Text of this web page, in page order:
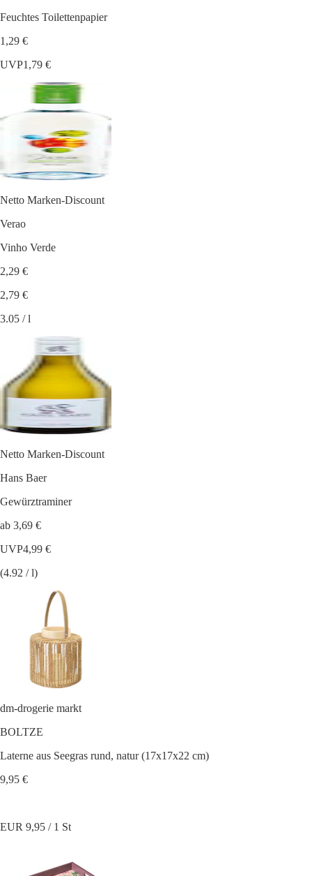
Feuchtes Toilettenpapier
1,29 €
UVP1,79 €
Netto Marken-Discount
Verao
Vinho Verde
2,29 €
2,79 €
3.05 / l
Netto Marken-Discount
Hans Baer
Gewürztraminer
ab 3,69 €
UVP4,99 €
(4.92 / l)
dm-drogerie markt
BOLTZE
Laterne aus Seegras rund, natur (17x17x22 cm)
9,95 €
EUR 9,95 / 1 St